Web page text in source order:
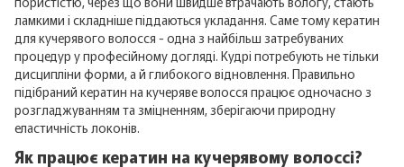
ламкими і складніше піддаються укладання. Саме тому кератин
для кучерявого волосся - одна з найбільш затребуваних
процедур у професійному догляді. Кудрі потребують не тільки
дисципліни форми, а й глибокого відновлення. Правильно
підібраний кератин на кучеряве волосся працює одночасно з
розгладжуванням та зміцненням, зберігаючи природну
еластичність локонів.
Як працює кератин на кучерявому волоссі?